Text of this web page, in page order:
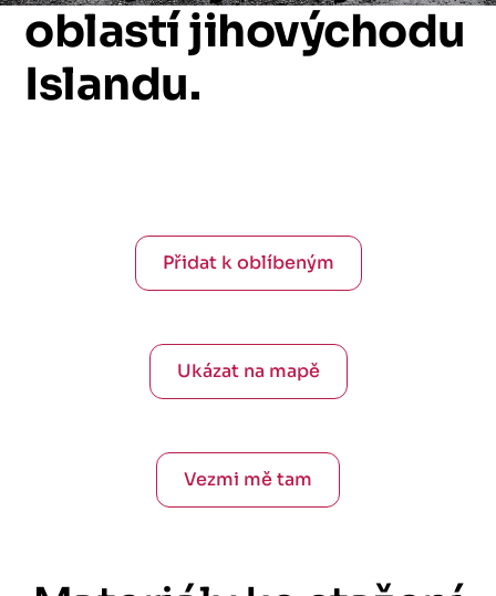
oblastíjihovýchodu
Islandu.
Přidat k oblíbeným
Ukázat na mapě
Vezmi mě tam